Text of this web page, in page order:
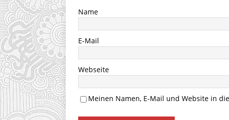
Name
E-Mail
Webseite
Meinen Namen, E-Mail und Website in